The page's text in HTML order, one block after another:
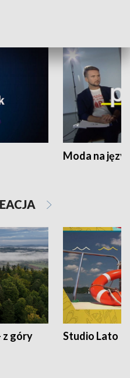
Moda na
z góry
Studio Lato